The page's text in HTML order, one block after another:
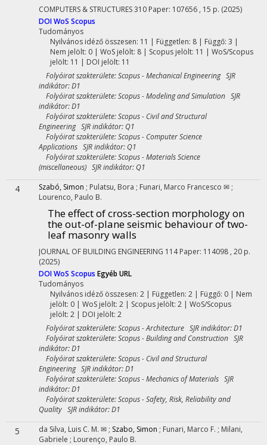
COMPUTERS & STRUCTURES310 Paper: 107656 , 15 p. (2025)
DOIWoS Scopus
Tudományos
Nyilvános idéző összesen: 11 | Független: 8 | Függő: 3 |
Nem jelölt: 0 | WoS jelölt: 8 | Scopus jelölt: 11 | WoS/Scopus
jelölt: 11 | DOI jelölt: 11
Folyóirat szakterülete: Scopus - Mechanical Engineering SJR
indikátor: D1
Folyóirat szakterülete: Scopus - Modeling and Simulation SJR
indikátor: D1
Folyóirat szakterülete: Scopus - Civil and Structural
Engineering SJR indikátor: Q1
Folyóirat szakterülete: Scopus - Computer Science
Applications SJR indikátor: Q1
Folyóirat szakterülete: Scopus - Materials Science
(miscellaneous) SJR indikátor: Q1
4 Szabó, Simon ; Pulatsu, Bora ; Funari, Marco Francesco ✉ ;
Lourenco, Paulo B.
The effect of cross-section morphology on
the out-of-plane seismic behaviour of two-
leaf masonry walls
JOURNAL OF BUILDING ENGINEERING 114 Paper: 114098 , 20 p.
(2025)
DOIWoS Scopus Egyéb URL
Tudományos
Nyilvános idéző összesen: 2| Független: 2 | Függő: 0 | Nem
jelölt: 0 | WoS jelölt: 2 | Scopus jelölt: 2 | WoS/Scopus
jelölt: 2 | DOI jelölt: 2
Folyóirat szakterülete: Scopus - Architecture SJR indikátor: D1
Folyóirat szakterülete: Scopus - Building and Construction SJR
indikátor: D1
Folyóirat szakterülete: Scopus - Civil and Structural
Engineering SJR indikátor: D1
Folyóirat szakterülete: Scopus - Mechanics of Materials SJR
indikátor: D1
Folyóirat szakterülete: Scopus - Safety, Risk, Reliability and
Quality SJR indikátor: D1
5 da Silva, Luis C. M. ✉ ; Szabo, Simon ; Funari, Marco F. ; Milani,
Gabriele ; Lourenço, Paulo B.